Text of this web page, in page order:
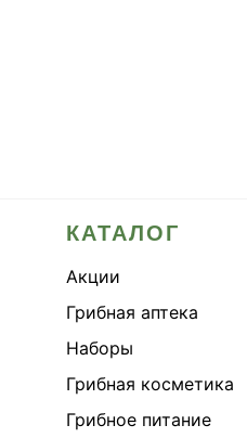
КАТАЛОГ
Акции
Грибная аптека
Наборы
Грибная косметика
Грибное питание